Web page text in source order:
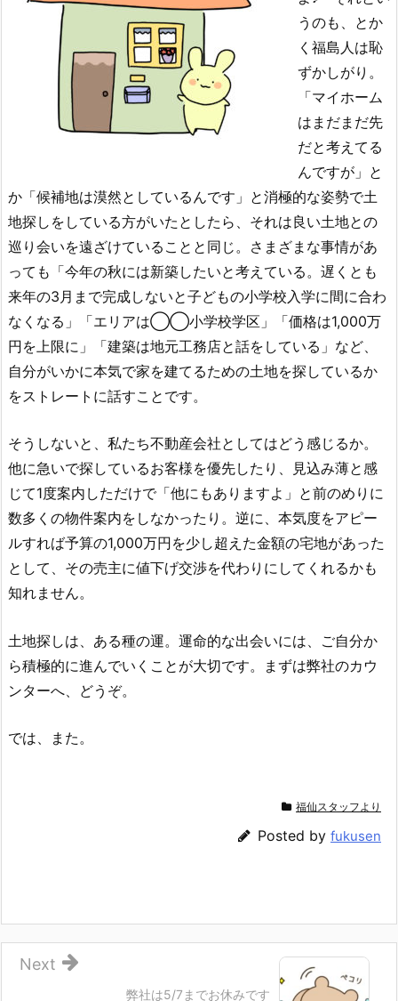
うのも、とか
く福島人は恥
ずかしがり。
「マイホーム
はまだまだ先
だと考えてる
んですが」と
か「候補地は漠然としているんです」と消極的な姿勢で土
地探しをしている方がいたとした ら、それは良い土地との
巡り会いを遠ざけていることと同じ。さまざまな事情があ
っても「今年の秋には新築したいと考えている。遅くとも
来年の3月まで完成しないと子どもの小学校入学に間に合わ
なくなる」「エリアは◯◯小学校学区」「価格は1,000万
円を上限に」「建築は地元工務店と話をしている」など、
自分がいかに本気で家を建てるための土地を探しているか
をストレートに話すことです。
そうしないと、私たち不動産会社としてはどう感じるか。
他に急いで探しているお客様を優先したり、見込み薄と感
じて1度案内しただけで「他にもありますよ」と前のめりに
数多くの物件案内をしなかったり。逆に、本気度をアピー
ルすれば予算の1,000万円を少し超えた金額の宅地があった
として、その売主に値下げ交渉を代わりにしてくれるかも
知れません。
土地探しは、ある種の運。運命的な出会いには、ご自分か
ら積極的に進んでいくことが大切です。まずは弊社のカウ
ンターへ、どうぞ。
では、また。
福仙スタッフより
Posted by fukusen
弊社は5/7までお休みです
Next